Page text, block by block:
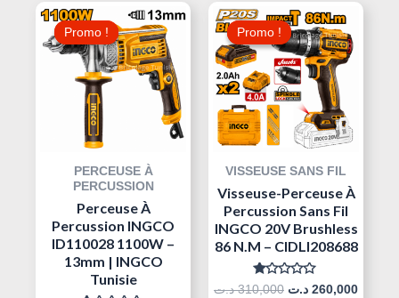
Promo !
Promo !
PERCEUSE À
PERCUSSION
Perceuse À
Percussion INGCO
ID110028 1100W –
13mm | INGCO
Tunisie
Prix
Initial
Était :
Le
Prix
125,000 د.ت.
Promo !
Promo !
VISSEUSE SANS FIL
Visseuse-Perceuse À
Percussion Sans Fil
INGCO 20V Brushless
86 N.m – CIDLI208688
Note
310,000 د.ت
Le
Prix
Initial
Était :
260,000 د.ت
Le